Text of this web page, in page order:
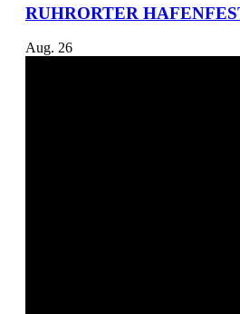
RUHRORTER
Aug. 26